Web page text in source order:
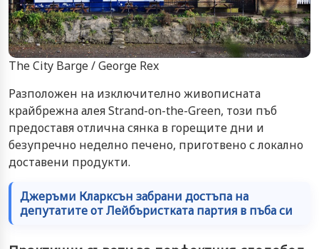
The City Barge / George Rex
Разположен на изключително живописната
крайбрежна алея Strand-on-the-Green, този пъб
предоставя отлична сянка в горещите дни и
безупречно неделно печено, приготвено с локално
доставени продукти.
Джеръми Кларксън забрани достъпа на
депутатите от Лейбъристката партия в пъба си